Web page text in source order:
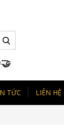
TỨC LIÊN HỆ